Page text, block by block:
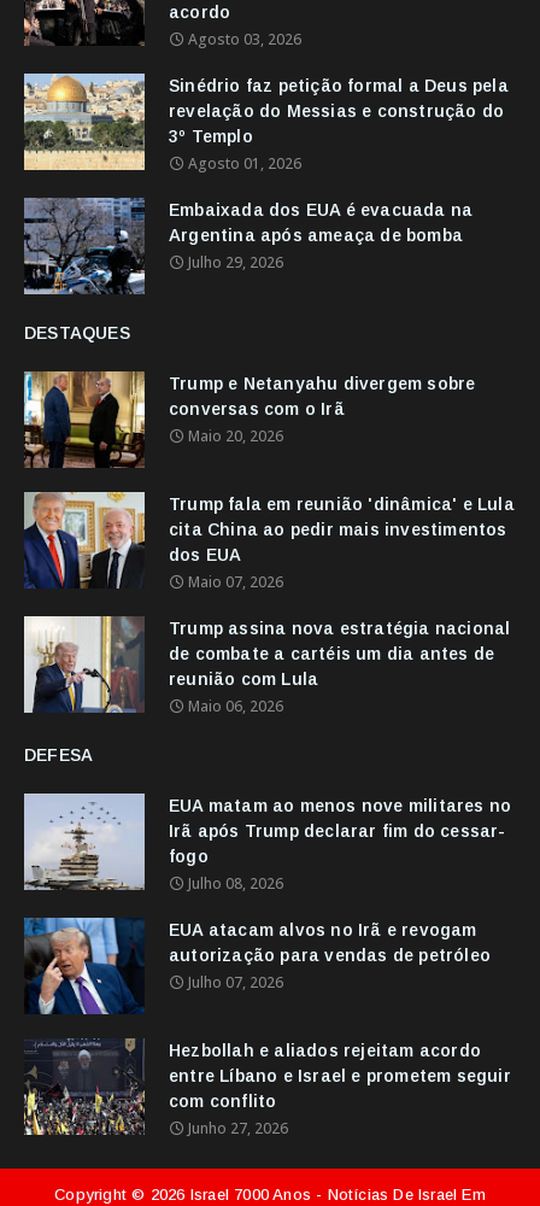
acordo
Agosto 03, 2026
Sinédrio faz petição formal a Deus pela
revelação do Messias e construção do
3º Templo
Agosto 01, 2026
Embaixada dos EUA é evacuada na
Argentina após ameaça de bomba
Julho 29, 2026
DESTAQUES
Trump e Netanyahu divergem sobre
conversas com o Irã
Maio 20, 2026
Trump fala em reunião 'dinâmica' e Lula
cita China ao pedir mais investimentos
dos EUA
Maio 07, 2026
Trump assina nova estratégia nacional
de combate a cartéis um dia antes de
reunião com Lula
Maio 06, 2026
DEFESA
EUA matam ao menos nove militares no
Irã após Trump declarar fim do cessar-
fogo
Julho 08, 2026
EUA atacam alvos no Irã e revogam
autorização para vendas de petróleo
Julho 07, 2026
Hezbollah e aliados rejeitam acordo
entre Líbano e Israel e prometem seguir
com conflito
Junho 27, 2026
Copyright © 2026 Israel 7000 Anos - Notícias De Israel Em